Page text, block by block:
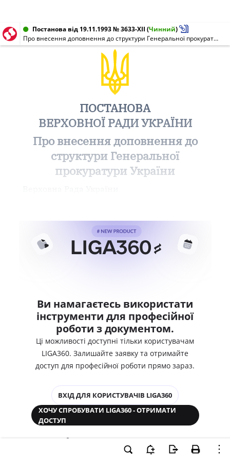
Постанова від 19.11.1993 № 3633-XII (Чинний)
Про внесення доповнення до структури Генеральної прокуратури України
ПОСТАНОВА
ВЕРХОВНОЇ РАДИ УКРАЇНИ
Про внесення доповнення до
структури Генеральної
прокуратури України
Ви намагаєтесь використати
інструменти для професійної
роботи з документом.
Ці можливості доступні тільки користувачам
LIGA360. Залишайте заявку та отримайте
доступ для професійної роботи прямо зараз.
ВХІД ДЛЯ КОРИСТУВАЧІВ LIGA360
ХОЧУ СПРОБУВАТИ LIGA360 - ОТРИМАТИ
ДОСТУП
Корпоративні документи